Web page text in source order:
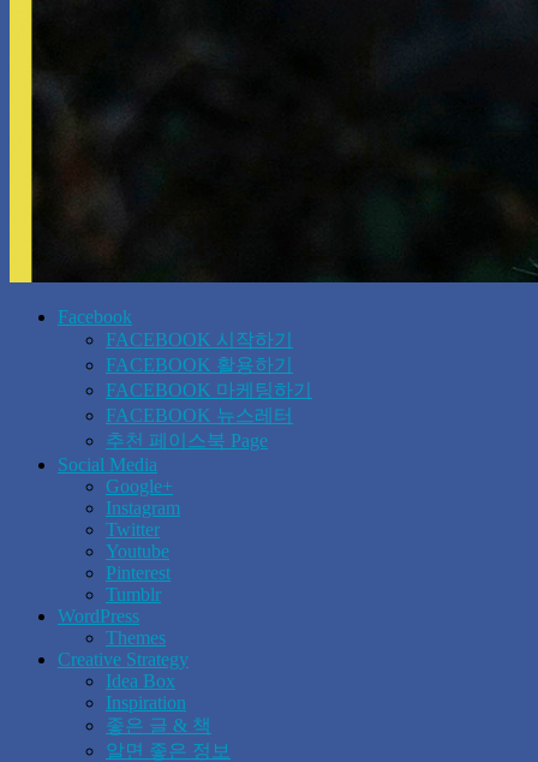
Facebook
FACEBOOK 시작하기
FACEBOOK 활용하기
FACEBOOK 마케팅하기
FACEBOOK 뉴스레터
추천 페이스북 Page
Social Media
Google+
Instagram
Twitter
Youtube
Pinterest
Tumblr
WordPress
Themes
Creative Strategy
Idea Box
Inspiration
좋은 글 & 책
알면 좋은 정보